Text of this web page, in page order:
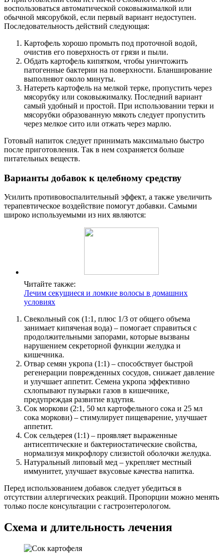
воспользоваться автоматической соковыжималкой или
обычной мясорубкой, если первый вариант недоступен.
Последовательность действий следующая:
Картофель хорошо промыть под проточной водой,
очистив его поверхность от грязи и пыли.
Обдать картофель кипятком, чтобы уничтожить
патогенные бактерии на поверхности. Бланширование
выполняют около минуты.
Натереть картофель на мелкой терке, пропустить через
мясорубку или соковыжималку. Последний вариант
самый удобный и простой. При использовании терки и
мясорубки образованную мякоть следует пропустить
через мелкое сито или отжать через марлю.
Готовый напиток следует принимать максимально быстро
после приготовления. Так в нем сохраняется больше
питательных веществ.
Варианты добавок к целебному средству
Усилить противовоспалительный эффект, а также увеличить
терапевтическое воздействие помогут добавки. Самыми
широко используемыми из них являются:
Читайте также:
Лечим секущиеся и ломкие волосы в домашних
условиях
Свекольный сок (1:1, плюс 1/3 от общего объема
занимает кипяченая вода) – помогает справиться с
продолжительными запорами, которые вызваны
нарушением секреторной функции желудка и
кишечника.
Отвар семян укропа (1:1) – способствует быстрой
регенерации поврежденных сосудов, снижает давление
и улучшает аппетит. Семена укропа эффективно
схлопывают пузырьки газов в кишечнике,
предупреждая развитие вздутия.
Сок моркови (2:1, 50 мл картофельного сока и 25 мл
сока моркови) – стимулирует пищеварение, улучшает
аппетит.
Сок сельдерея (1:1) – проявляет выраженные
антисептические и бактериостатические свойства,
нормализуя микрофлору слизистой оболочки желудка.
Натуральный липовый мед – укрепляет местный
иммунитет, улучшает вкусовые качества напитка.
Перед использованием добавок следует убедиться в
отсутствии аллергических реакций. Пропорции можно менять
только после консультации с гастроэнтерологом.
Схема и длительность лечения